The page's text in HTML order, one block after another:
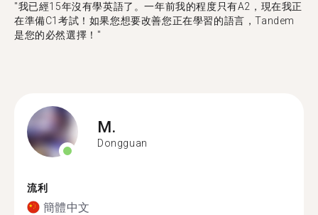
"我已經15年沒有學英語了。一年前我的程度只有A2，現在我正
在準備C1考試！如果您想要改善您正在學習的語言，Tandem
是您的必然選擇！"
M.
Dongguan
流利
簡體中文